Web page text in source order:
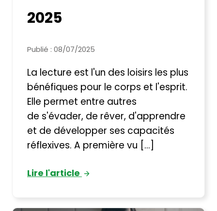
2025
Publié : 08/07/2025
La lecture est l'un des loisirs les plus
bénéfiques pour le corps et l'esprit.
Elle permet entre autres
de s'évader, de rêver, d'apprendre
et de développer ses capacités
réflexives. A première vu [...]
Lire l'article